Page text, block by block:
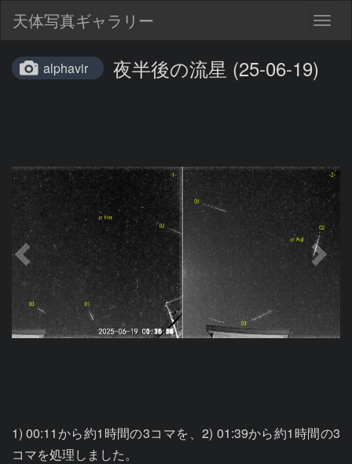
天体写真ギャラリー
alphavir 夜半後の流星 (25-06-19)
1) 00:11から約1時間の3コマを、2) 01:39から約1時間の3
コマを処理しました。